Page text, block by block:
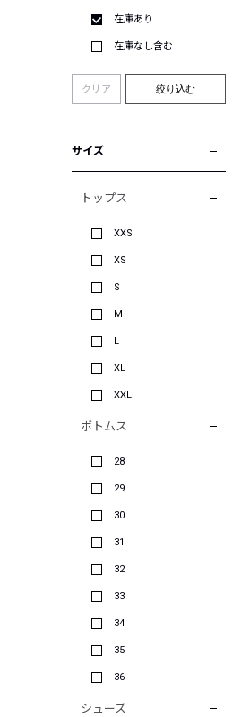
在庫あり
在庫なし含む
クリア 絞り込む
サイズ
トップス
XXS
XS
S
M
L
XL
XXL
ボトムス
28
29
30
31
32
33
34
35
36
シューズ